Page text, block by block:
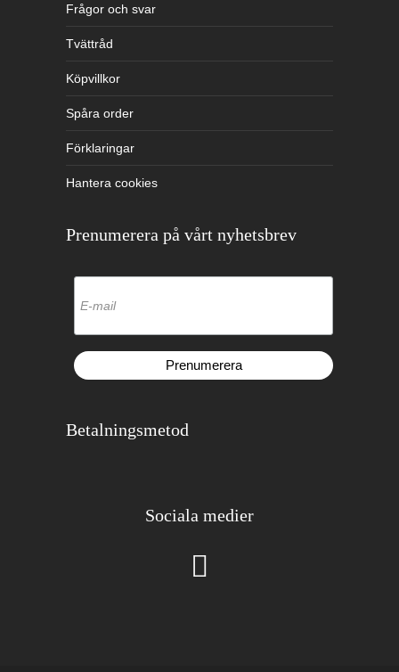
Frågor och svar
Tvättråd
Köpvillkor
Spåra order
Förklaringar
Hantera cookies
Prenumerera på vårt nyhetsbrev
Betalningsmetod
Sociala medier